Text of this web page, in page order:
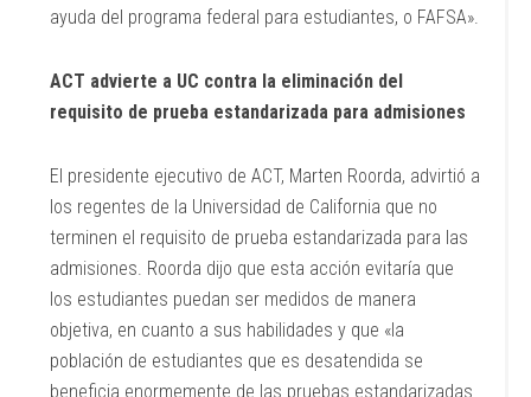
ayuda del programa federal para estudiantes, o FAFSA».
ACT advierte a UC contra la eliminación del
requisito de prueba estandarizada para admisiones
El presidente ejecutivo de ACT, Marten Roorda, advirtió a
los regentes de la Universidad de California que no
terminen el requisito de prueba estandarizada para las
admisiones. Roorda dijo que esta acción evitaría que
los estudiantes puedan ser medidos de manera
objetiva, en cuanto a sus habilidades y que «la
población de estudiantes que es desatendida se
beneficia enormemente de las pruebas estandarizadas